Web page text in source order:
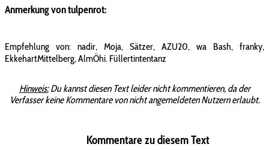
Anmerkung von tulpenrot:
Empfehlung von: nadir, Moja, Sätzer, AZU20, wa Bash, franky,
EkkehartMittelberg, AlmÖhi. Füllertintentanz
Hinweis:Du kannst diesen Text leider nicht kommentieren, da der
Verfasser keine Kommentare von nicht angemeldeten Nutzern erlaubt.
Kommentare zu diesem Text